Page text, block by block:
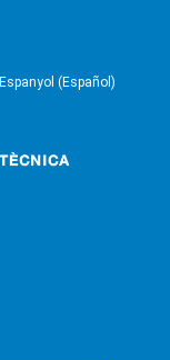
Espanyol (Español)